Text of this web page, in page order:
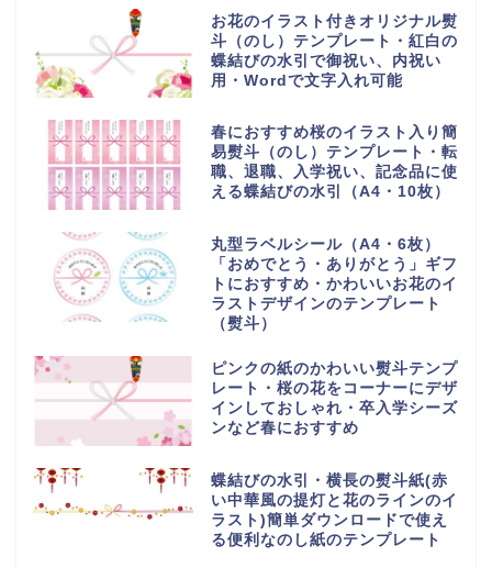
お花のイラスト付きオリジナル熨
斗（のし）テンプレート・紅白の
蝶結びの水引で御祝い、内祝い
用・Wordで文字入れ可能
春におすすめ桜のイラスト入り簡
易熨斗（のし）テンプレート・転
職、退職、入学祝い、記念品に使
える蝶結びの水引（A4・10枚）
丸型ラベルシール（A4・6枚）
「おめでとう・ありがとう」ギフ
トにおすすめ・かわいいお花のイ
ラストデザインのテンプレート
（熨斗）
ピンクの紙のかわいい熨斗テンプ
レート・桜の花をコーナーにデザ
インしておしゃれ・卒入学シーズ
ンなど春におすすめ
蝶結びの水引・横長の熨斗紙(赤
い中華風の提灯と花のラインのイ
ラスト)簡単ダウンロードで使え
る便利なのし紙のテンプレート